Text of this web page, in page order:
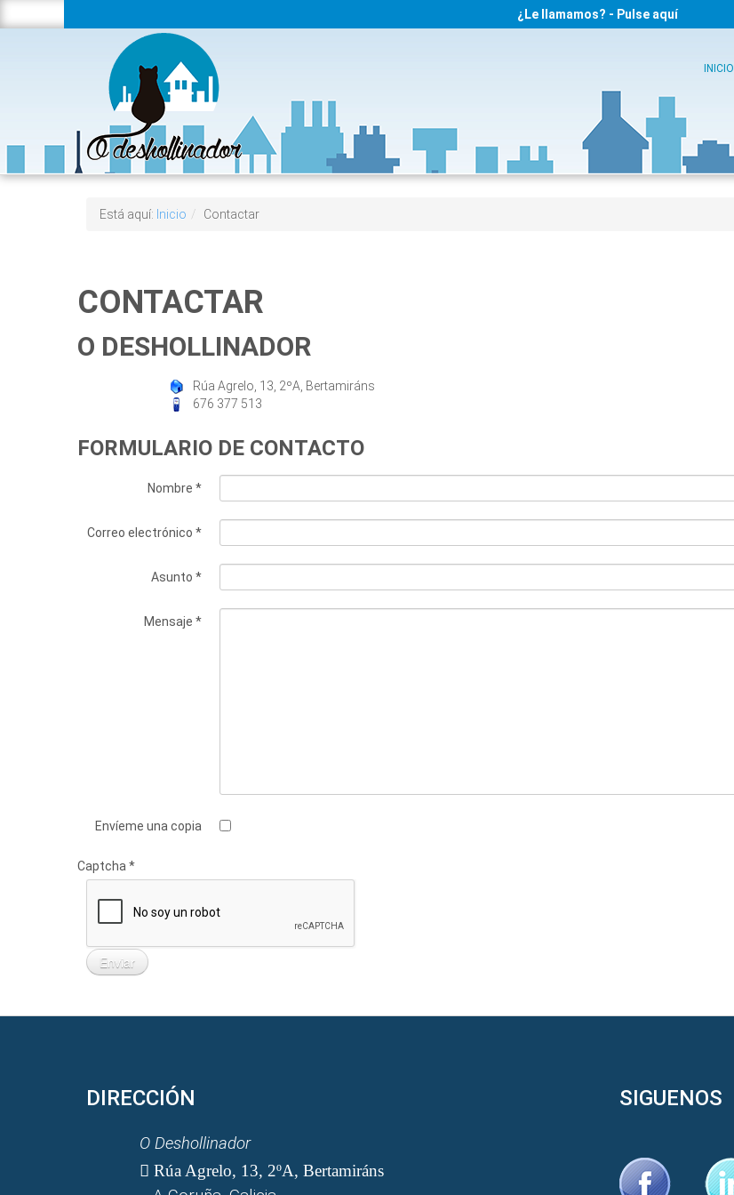
¿Le llamamos? - Pulse aquí
INICIO
Está aquí: Inicio / Contactar
CONTACTAR
O DESHOLLINADOR
Rúa Agrelo, 13, 2ºA, Bertamiráns
676 377 513
FORMULARIO DE CONTACTO
Nombre *
Correo electrónico *
Asunto *
Mensaje *
Envíeme una copia
Captcha *
Enviar
DIRECCIÓN
O Deshollinador
Rúa Agrelo, 13, 2ºA, Bertamiráns
SIGUENOS